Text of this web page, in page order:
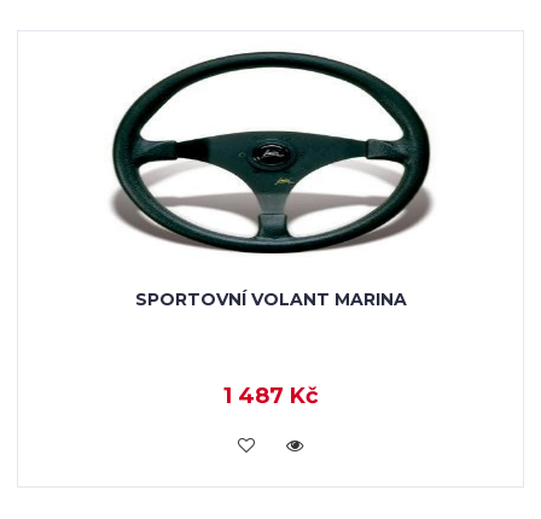
SPORTOVNÍ VOLANT MARINA
1 487 Kč
KOUPIT